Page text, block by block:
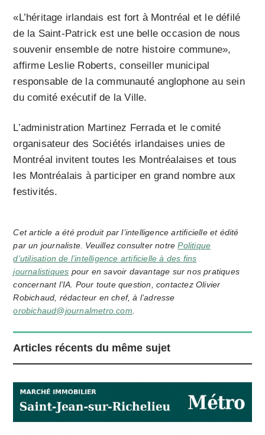
«L’héritage irlandais est fort à Montréal et le défilé
de la Saint-Patrick est une belle occasion de nous
souvenir ensemble de notre histoire commune»,
affirme Leslie Roberts, conseiller municipal
responsable de la communauté anglophone au sein
du comité exécutif de la Ville.
L’administration Martinez Ferrada et le comité
organisateur des Sociétés irlandaises unies de
Montréal invitent toutes les Montréalaises et tous
les Montréalais à participer en grand nombre aux
festivités.
Cet article a été produit par l’intelligence artificielle et édité
par un journaliste. Veuillez consulter notrePolitique
d’utilisation de l’intelligence artificielle à des fins
journalistiques pour en savoir davantage sur nos pratiques
concernant l’IA. Pour toute question, contactez Olivier
Robichaud, rédacteur en chef, à l’adresse
orobichaud@journalmetro.com.
Articles récents du même sujet